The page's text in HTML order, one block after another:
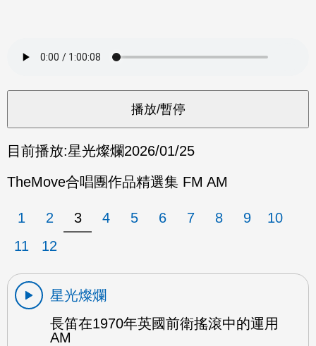
目前播放:星光燦爛2026/01/25
TheMove合唱團作品精選集 FM AM
1 2 3 4 5 6 7 8 9
10
11
12
星光燦爛
長笛在1970年英國前衛搖滾中的運用
AM